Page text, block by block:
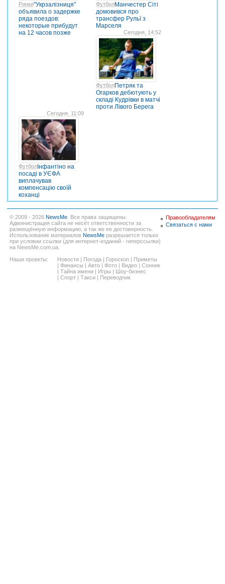
Ринки"Укрзалізниця"
объявила о задержке
ряда поездов:
некоторые прибудут
на 12 часов позже
ФутболМанчестер Сіті
домовився про
трансфер Рульї з
Марселя
Сегодня, 14:52
ФутболПетряк та
Огарков дебютують у
складі Кудрівки в матчі
проти Лівого Берега
Сегодня, 11:09
ФутболІнфантіно на
посаді в УЄФА
виплачував
компенсацію своїй
коханці
© 2009 - 2026 NewsMe . Все права защищены.
Администрация сайта не несёт ответственности за
размещённую информацию, а так же ее достоверность.
Использование материалов NewsMe разрешается только
при условии ссылки (для интернет-изданий - гиперссылки)
на NewsMe.com.ua.
Наши проекты:
Новости | Погода | Гороскоп | Приметы
| Финансы | Авто | Фото | Видео | Сонник
| Тайна имени | Игры | Шоу-бизнес
| Спорт | Такси | Переводчик
Правообладателям
Связаться с нами